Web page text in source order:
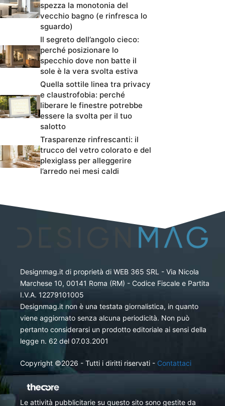
spezza la monotonia del
vecchio bagno (e rinfresca lo
sguardo)
Il segreto dell’angolo cieco:
perché posizionare lo
specchio dove non batte il
sole è la vera svolta estiva
Quella sottile linea tra privacy
e claustrofobia: perché
liberare le finestre potrebbe
essere la svolta per il tuo
salotto
Trasparenze rinfrescanti: il
trucco del vetro colorato e del
plexiglass per alleggerire
l’arredo nei mesi caldi
Designmag.it di proprietà di WEB 365 SRL - Via Nicola
Marchese 10, 00141 Roma (RM) - Codice Fiscale e Partita
I.V.A. 12279101005
Designmag.it non è una testata giornalistica, in quanto
viene aggiornato senza alcuna periodicità. Non può
pertanto considerarsi un prodotto editoriale ai sensi della
legge n. 62 del 07.03.2001
Copyright ©2026 - Tutti i diritti riservati - Contattaci
Le attività pubblicitarie su questo sito sono gestite da